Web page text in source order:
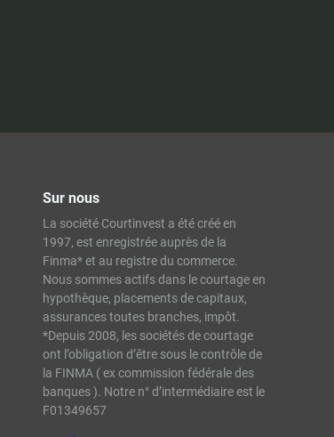
Sur nous
La société Courtinvest a été créé en
1997, est enregistrée auprès de la
Finma* et au registre du commerce.
Nous sommes actifs dans le courtage en
hypothèque, placements de capitaux,
assurances toutes branches, impôt.
*Depuis 2008, les sociétés de courtage
ont l’obligation d’être sous le contrôle de
la FINMA ( ex commission fédérale des
banques ). Notre n° d’intermédiaire est le
F01349657